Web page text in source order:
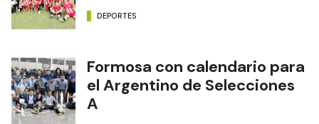
DEPORTES
Formosa con calendario para
el Argentino de Selecciones
A